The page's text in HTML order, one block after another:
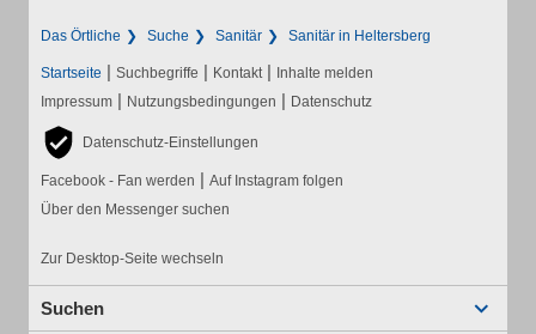
Das Örtliche Suche Sanitär Sanitär in Heltersberg
Startseite | Suchbegriffe | Kontakt | Inhalte melden
Impressum | Nutzungsbedingungen | Datenschutz
Datenschutz-Einstellungen
Facebook - Fan werden | Auf Instagram folgen
Über den Messenger suchen
Zur Desktop-Seite wechseln
Suchen